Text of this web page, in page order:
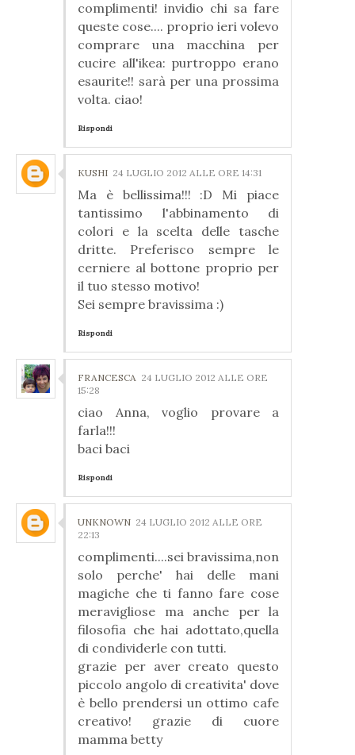
complimenti! invidio chi sa fare
queste cose.... proprio ieri volevo
comprare una macchina per
cucire all'ikea: purtroppo erano
esaurite!! sarà per una prossima
volta. ciao!
Rispondi
KUSHI 24 LUGLIO 2012 ALLE ORE 14:31
Ma è bellissima!!! :D Mi piace
tantissimo l'abbinamento di
colori e la scelta delle tasche
dritte. Preferisco sempre le
cerniere al bottone proprio per
il tuo stesso motivo!
Sei sempre bravissima :)
Rispondi
FRANCESCA 24 LUGLIO 2012 ALLE ORE
15:28
ciao Anna, voglio provare a
farla!!!
baci baci
Rispondi
UNKNOWN 24 LUGLIO 2012 ALLE ORE
22:13
complimenti....sei bravissima,non
solo perche' hai delle mani
magiche che ti fanno fare cose
meravigliose ma anche per la
filosofia che hai adottato,quella
di condividerle con tutti.
grazie per aver creato questo
piccolo angolo di creativita' dove
è bello prendersi un ottimo cafe
creativo! grazie di cuore
mamma betty